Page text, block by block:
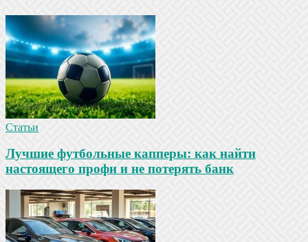
Статьи
Лучшие футбольные капперы: как найти
настоящего профи и не потерять банк